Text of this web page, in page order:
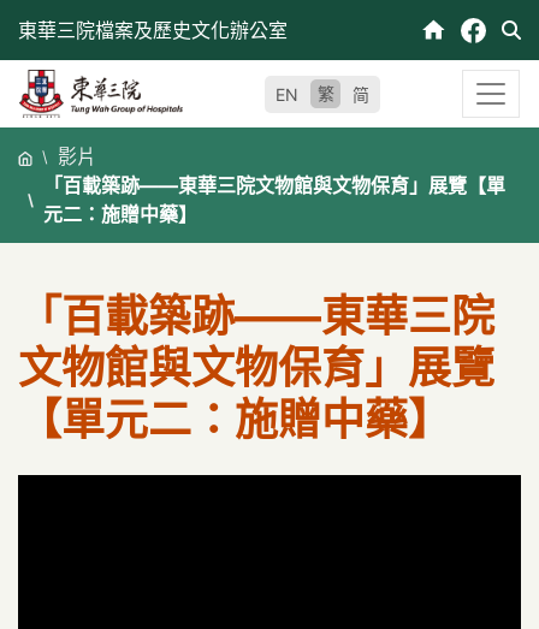
東華三院檔案及歷史文化辦公室
EN 繁 简
影片
「百載築跡——東華三院文物館與文物保育」展覽【單
元二：施贈中藥】 ‬
「百載築跡——東華三院
文物館與文物保育」展覽
【單元二：施贈中藥】 ‬